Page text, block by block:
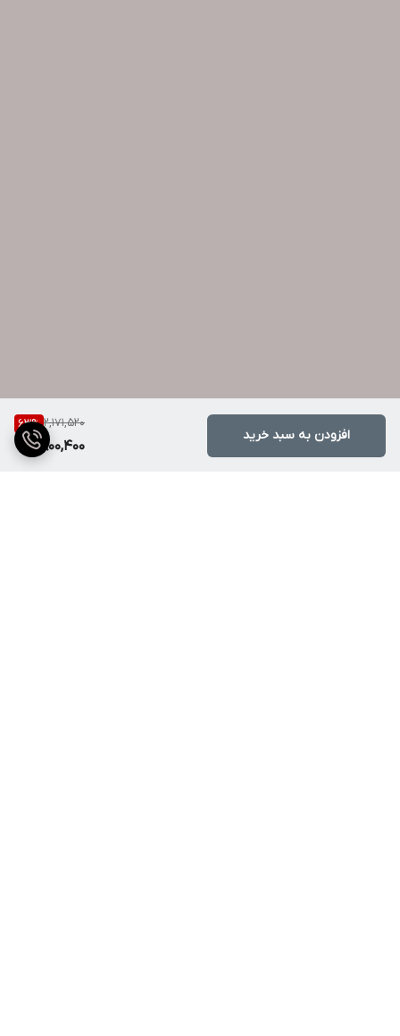
2,171,520
63%
800,400
افزودن به سبد خرید